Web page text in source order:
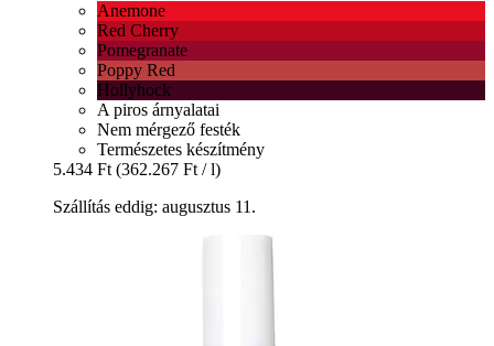
Anemone
Red Cherry
Pomegranate
Poppy Red
Hollyhock
A piros árnyalatai
Nem mérgező festék
Természetes készítmény
5.434 Ft (362.267 Ft / l)
Szállítás eddig: augusztus 11.